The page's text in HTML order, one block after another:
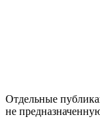
Отдельные
не